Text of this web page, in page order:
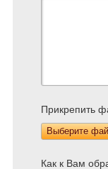
Прикрепить
Выберите
Как к Вам